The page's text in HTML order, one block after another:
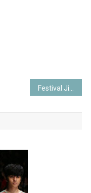
Festival Jia Curated 2025: Bali Jadi Pusat Kreativitas Global